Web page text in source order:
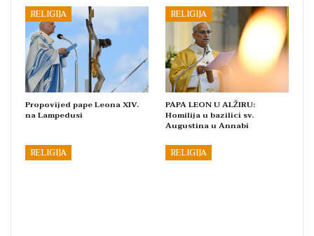
RELIGIJA
Propovijed pape Leona XIV.
na Lampedusi
RELIGIJA
PAPA LEON U ALŽIRU:
Homilija u bazilici sv.
Augustina u Annabi
RELIGIJA RELIGIJA